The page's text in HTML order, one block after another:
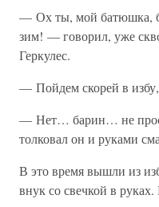
— Ох ты, мой батюшка,
зим! — говорил, уже
Геркулес.
— Пойдем скорей в
— Нет… барин… не
толковал он и руками
В это время вышли из
внук со свечкой в